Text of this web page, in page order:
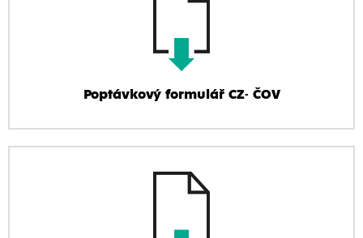
Poptávkový formulář CZ- ČOV